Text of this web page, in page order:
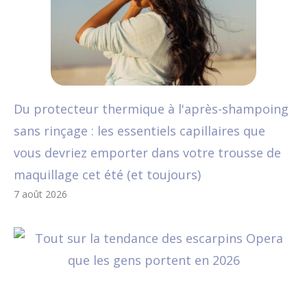
Du protecteur thermique à l'après-shampoing
sans rinçage : les essentiels capillaires que
vous devriez emporter dans votre trousse de
maquillage cet été (et toujours)
7 août 2026